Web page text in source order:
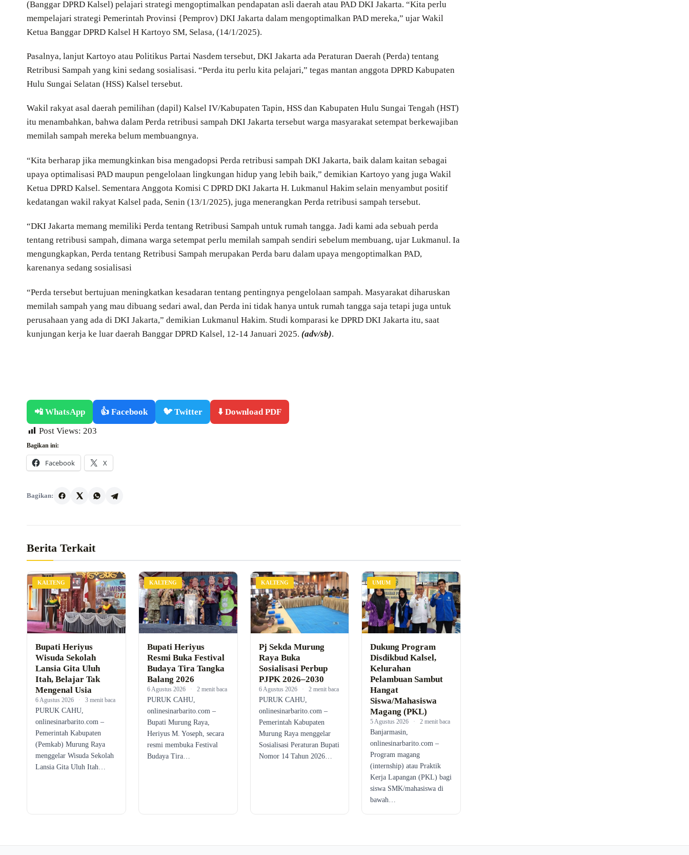
(Banggar DPRD Kalsel) pelajari strategi mengoptimalkan pendapatan asli daerah atau PAD DKI Jakarta. “Kita perlu
mempelajari strategi Pemerintah Provinsi {Pemprov) DKI Jakarta dalam mengoptimalkan PAD mereka,” ujar Wakil
Ketua Banggar DPRD Kalsel H Kartoyo SM, Selasa, (14/1/2025).
Pasalnya, lanjut Kartoyo atau Politikus Partai Nasdem tersebut, DKI Jakarta ada Peraturan Daerah (Perda) tentang
Retribusi Sampah yang kini sedang sosialisasi. “Perda itu perlu kita pelajari,” tegas mantan anggota DPRD Kabupaten
Hulu Sungai Selatan (HSS) Kalsel tersebut.
Wakil rakyat asal daerah pemilihan (dapil) Kalsel IV/Kabupaten Tapin, HSS dan Kabupaten Hulu Sungai Tengah (HST)
itu menambahkan, bahwa dalam Perda retribusi sampah DKI Jakarta tersebut warga masyarakat setempat berkewajiban
memilah sampah mereka belum membuangnya.
“Kita berharap jika memungkinkan bisa mengadopsi Perda retribusi sampah DKI Jakarta, baik dalam kaitan sebagai
upaya optimalisasi PAD maupun pengelolaan lingkungan hidup yang lebih baik,” demikian Kartoyo yang juga Wakil
Ketua DPRD Kalsel. Sementara Anggota Komisi C DPRD DKI Jakarta H. Lukmanul Hakim selain menyambut positif
kedatangan wakil rakyat Kalsel pada, Senin (13/1/2025), juga menerangkan Perda retribusi sampah tersebut.
“DKI Jakarta memang memiliki Perda tentang Retribusi Sampah untuk rumah tangga. Jadi kami ada sebuah perda
tentang retribusi sampah, dimana warga setempat perlu memilah sampah sendiri sebelum membuang, ujar Lukmanul. Ia
mengungkapkan, Perda tentang Retribusi Sampah merupakan Perda baru dalam upaya mengoptimalkan PAD,
karenanya sedang sosialisasi
“Perda tersebut bertujuan meningkatkan kesadaran tentang pentingnya pengelolaan sampah. Masyarakat diharuskan
memilah sampah yang mau dibuang sedari awal, dan Perda ini tidak hanya untuk rumah tangga saja tetapi juga untuk
perusahaan yang ada di DKI Jakarta,” demikian Lukmanul Hakim. Studi komparasi ke DPRD DKI Jakarta itu, saat
kunjungan kerja ke luar daerah Banggar DPRD Kalsel, 12-14 Januari 2025. (adv/sb).
📲 WhatsApp 👍 Facebook 🐦 Twitter
⬇️ Download PDF
Post Views: 203
Bagikan ini:
Facebook X
Bagikan:
Berita Terkait
KALTENG
Bupati Heriyus
Wisuda Sekolah
Lansia Gita Uluh
Itah, Belajar Tak
Mengenal Usia
6 Agustus 2026 · 3 menit baca
PURUK CAHU,
onlinesinarbarito.com –
Pemerintah Kabupaten
(Pemkab) Murung Raya
menggelar Wisuda Sekolah
Lansia Gita Uluh Itah…
KALTENG
Bupati Heriyus
Resmi Buka Festival
Budaya Tira Tangka
Balang 2026
6 Agustus 2026 · 2 menit baca
PURUK CAHU,
onlinesinarbarito.com –
Bupati Murung Raya,
Heriyus M. Yoseph, secara
resmi membuka Festival
Budaya Tira…
KALTENG
Pj Sekda Murung
Raya Buka
Sosialisasi Perbup
PJPK 2026–2030
6 Agustus 2026 · 2 menit baca
PURUK CAHU,
onlinesinarbarito.com –
Pemerintah Kabupaten
Murung Raya menggelar
Sosialisasi Peraturan Bupati
Nomor 14 Tahun 2026…
UMUM
Dukung Program
Disdikbud Kalsel,
Kelurahan
Pelambuan Sambut
Hangat
Siswa/Mahasiswa
Magang (PKL)
5 Agustus 2026 · 2 menit baca
Banjarmasin,
onlinesinarbarito.com –
Program magang
(internship) atau Praktik
Kerja Lapangan (PKL) bagi
siswa SMK/mahasiswa di
bawah…